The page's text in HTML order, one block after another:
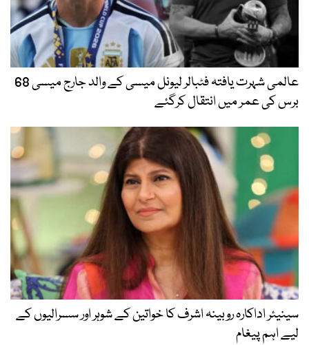
عالمی شہرت یافتہ فٹبالر لیونل میسی کے والد جارج میسی 68
برس کی عمر میں انتقال کرگئے
سینیئر اداکارہ روبینہ اشرف کا خواتین کے شوہر اور سسرالیوں کے
لیے اہم پیغام